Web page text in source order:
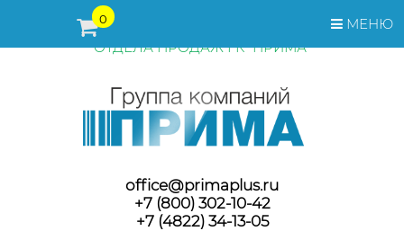
МЕНЮ
0
ПЕРЕД ОФОРМЛЕНИЕМ ЗАКАЗА, СТОИМОСТЬ И СРОКИ
ПОСТАВКИ ТОВАРА УТОЧНЯЙТЕ У МЕНЕДЖЕРОВ
ОТДЕЛА ПРОДАЖ ГК "ПРИМА"
office@primaplus.ru
+7 (800) 302-10-42
+7 (4822) 34-13-05